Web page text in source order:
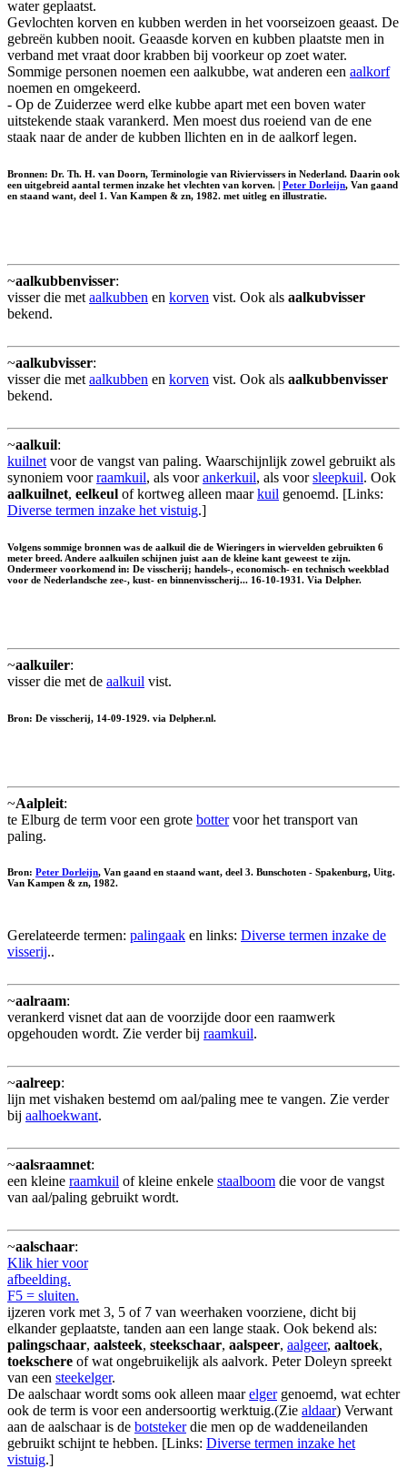
water geplaatst.
Gevlochten korven en kubben werden in het voorseizoen geaast. De
gebreën kubben nooit. Geaasde korven en kubben plaatste men in
verband met vraat door krabben bij voorkeur op zoet water.
Sommige personen noemen een aalkubbe, wat anderen een aalkorf
noemen en omgekeerd.
- Op de Zuiderzee werd elke kubbe apart met een boven water
uitstekende staak varankerd. Men moest dus roeiend van de ene
staak naar de ander de kubben llichten en in de aalkorf legen.
Bronnen: Dr. Th. H. van Doorn, Terminologie van Riviervissers in Nederland. Daarin ook
een uitgebreid aantal termen inzake het vlechten van korven. | Peter Dorleijn, Van gaand
en staand want, deel 1. Van Kampen & zn, 1982. met uitleg en illustratie.
~aalkubbenvisser:
visser die met aalkubben en korven vist. Ook als aalkubvisser
bekend.
~aalkubvisser:
visser die met aalkubben en korven vist. Ook als aalkubbenvisser
bekend.
~aalkuil:
kuilnet voor de vangst van paling. Waarschijnlijk zowel gebruikt als
synoniem voorraamkuil, als voorankerkuil, als voorsleepkuil. Ook
aalkuilnet, eelkeul of kortweg alleen maarkuil genoemd. [Links:
Diverse termen inzake het vistuig.]
Volgens sommige bronnen was de aalkuil die de Wieringers in wiervelden gebruikten 6
meter breed. Andere aalkuilen schijnen juist aan de kleine kant geweest te zijn.
Ondermeer voorkomend in: De visscherij; handels-, economisch- en technisch weekblad
voor de Nederlandsche zee-, kust- en binnenvisscherij... 16-10-1931. Via Delpher.
~aalkuiler:
visser die met de aalkuil vist.
Bron: De visscherij, 14-09-1929. via Delpher.nl.
~Aalpleit:
te Elburg de term voor een grote bottervoor het transport van
paling.
Bron: Peter Dorleijn, Van gaand en staand want, deel 3. Bunschoten - Spakenburg, Uitg.
Van Kampen & zn, 1982.
Gerelateerde termen: palingaak en links: Diverse termen inzake de
visserij..
~aalraam:
verankerd visnet dat aan de voorzijde door een raamwerk
opgehouden wordt. Zie verder bij raamkuil.
~aalreep:
lijn met vishaken bestemd om aal/paling mee te vangen. Zie verder
bij aalhoekwant.
~aalsraamnet:
een kleine raamkuil of kleine enkele staalboom die voor de vangst
van aal/paling gebruikt wordt.
~aalschaar:
Klik hier voor
afbeelding.
F5 = sluiten.
ijzeren vork met 3, 5 of 7 van weerhaken voorziene, dicht bij
elkander geplaatste, tanden aan een lange staak. Ook bekend als:
palingschaar, aalsteek, steekschaar, aalspeer, aalgeer, aaltoek,
toekschere of wat ongebruikelijk als aalvork. Peter Doleyn spreekt
van een steekelger.
De aalschaar wordt soms ook alleen maarelgergenoemd, wat echter
ook de term is voor een andersoortig werktuig.(Zie aldaar) Verwant
aan de aalschaar is de botstekerdie men op de waddeneilanden
gebruikt schijnt te hebben. [Links: Diverse termen inzake het
vistuig.]